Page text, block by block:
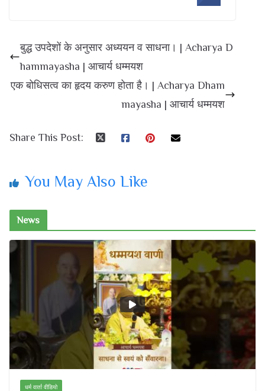
बुद्ध उपदेशों के अनुसार अध्ययन व साधना। | Acharya D
hammayasha | आचार्य धम्मयश
एक बोधिसत्व का हृदय करुण होता है। | Acharya Dham
mayasha | आचार्य धम्मयश
Share This Post:
You May Also Like
News
धर्म वार्ता वीडियो